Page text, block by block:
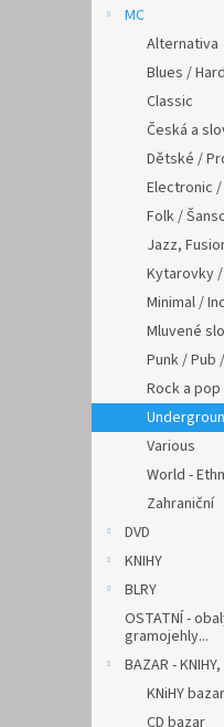
MC
Alternativa
Blues /
Classic
Česká a
Dětské /
Electronic /
Folk /
Jazz,
Kytarovky
Minimal /
Mluvené
Punk / Pub
Rock a pop
Various
World -
Zahraniční
DVD
KNIHY
BLRY
OSTATNÍ -
gramojehly...
BAZAR -
KNiHY bazar
CD bazar